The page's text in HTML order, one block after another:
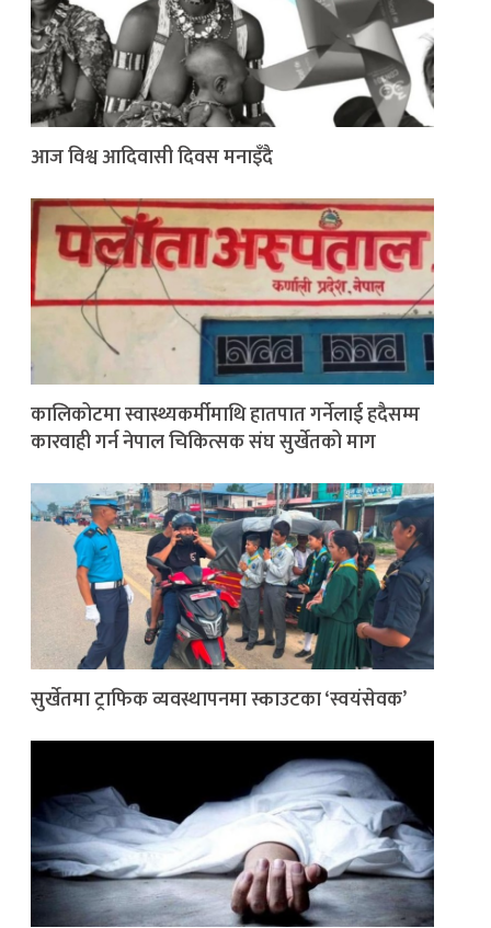
आज विश्व आदिवासी दिवस मनाइँदै
कालिकोटमा स्वास्थ्यकर्मीमाथि हातपात गर्नेलाई हदैसम्म
कारवाही गर्न नेपाल चिकित्सक संघ सुर्खेतको माग
सुर्खेतमा ट्राफिक व्यवस्थापनमा स्काउटका ‘स्वयंसेवक’